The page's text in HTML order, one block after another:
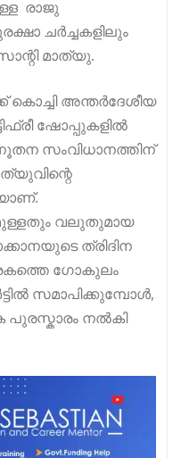
രാജു
ചർച്ചകളിലും
മാത്യു.
അന്തർദേശീയ
ഷോപ്പുകളിൽ
സംവിധാനത്തിന്
വലുതുമായ
ത്രിദിന
ഗോകുലം
സമാപിക്കുമ്പോൾ,
പുരസ്കാരം നൽകി